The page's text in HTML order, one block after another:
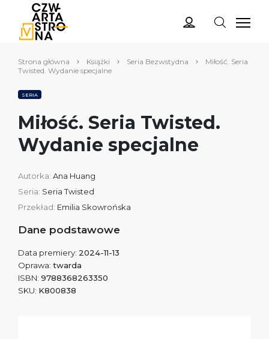
Strona główna Książki Seria Bezwstydna
Miłość. Seria
Twisted. Wydanie specjalne
SERIA
Miłość. Seria Twisted.
Wydanie specjalne
Autorka: Ana Huang
Seria: Seria Twisted
Przekład: Emilia Skowrońska
Dane podstawowe
Data premiery: 2024-11-13
Oprawa: twarda
ISBN: 9788368263350
SKU: K800838